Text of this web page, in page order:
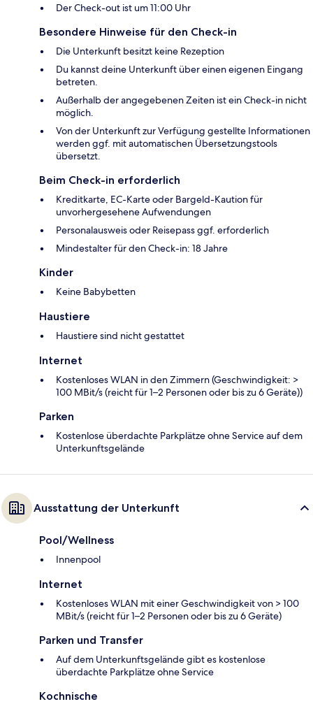
Der Check-out ist um 11:00 Uhr
Besondere Hinweise für den Check-in
Die Unterkunft besitzt keine Rezeption
Du kannst deine Unterkunft über einen eigenen Eingang
betreten.
Außerhalb der angegebenen Zeiten ist ein Check-in nicht
möglich.
Von der Unterkunft zur Verfügung gestellte Informationen
werden ggf. mit automatischen Übersetzungstools
übersetzt.
Beim Check-in erforderlich
Kreditkarte, EC-Karte oder Bargeld-Kaution für
unvorhergesehene Aufwendungen
Personalausweis oder Reisepass ggf. erforderlich
Mindestalter für den Check-in: 18 Jahre
Kinder
Keine Babybetten
Haustiere
Haustiere sind nicht gestattet
Internet
Kostenloses WLAN in den Zimmern (Geschwindigkeit: >
100 MBit/s (reicht für 1–2 Personen oder bis zu 6 Geräte))
Parken
Kostenlose überdachte Parkplätze ohne Service auf dem
Unterkunftsgelände
Ausstattung der Unterkunft
Pool/Wellness
Innenpool
Internet
Kostenloses WLAN mit einer Geschwindigkeit von > 100
MBit/s (reicht für 1–2 Personen oder bis zu 6 Geräte)
Parken und Transfer
Auf dem Unterkunftsgelände gibt es kostenlose
überdachte Parkplätze ohne Service
Kochnische